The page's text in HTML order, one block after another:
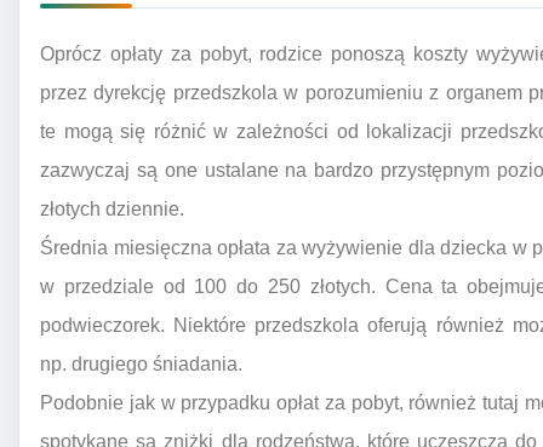
Oprócz opłaty za pobyt, rodzice ponoszą koszty
przez dyrekcję przedszkola w porozumieniu z organem
te mogą się różnić w zależności od lokalizacji
zazwyczaj są one ustalane na bardzo przystępnym
złotych dziennie.
Średnia miesięczna opłata za wyżywienie dla dziecka w
w przedziale od 100 do 250 złotych. Cena ta
podwieczorek. Niektóre przedszkola oferują również
np. drugiego śniadania.
Podobnie jak w przypadku opłat za pobyt, również tutaj
spotykane są zniżki dla rodzeństwa, które uczęszcza